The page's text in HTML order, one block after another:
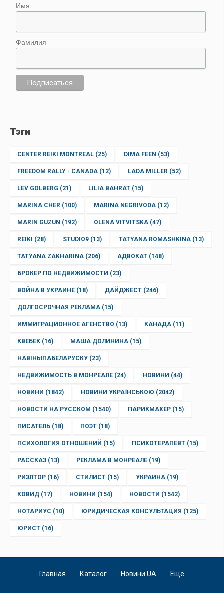
Имя
Фамилия
Тэги
CENTER REIKI MONTREAL (25) DIMA FEEN (53)
FREEDOM RALLY - CANADA (12) LADA MILLER (52)
LEV GOLBERG (21) LILIA BAHRAT (15)
MARINA CHER (100) MARINA NEGRIVODA (12)
MARIN GUZUN (192) OLENA VITVITSKA (47)
REIKI (28) STUDIO9 (13) TATYANA ROMASHKINA (13)
TATYANA ZAKHARINA (206) АДВОКАТ (148)
БРОКЕР ПО НЕДВИЖИМОСТИ (23)
ВОЙНА В УКРАИНЕ (18) ДАЙДЖЕСТ (246)
ДОЛГОСРОЧНАЯ РЕКЛАМА (15)
ИММИГРАЦИОННОЕ АГЕНСТВО (13) КАНАДА (11)
КВЕБЕК (16) МАША ДОЛИНИНА (15)
НАВІНЫПАБЕЛАРУСКУ (23)
НЕДВИЖИМОСТЬ В МОНРЕАЛЕ (24) НОВИНИ (44)
НОВИНИ (1842) НОВИНИ УКРАЇНСЬКОЮ (2042)
НОВОСТИ НА РУССКОМ (1540) ПАРИКМАХЕР (15)
ПИСАТЕЛЬ (18) ПОЭТ (18)
ПСИХОЛОГИЯ ОТНОШЕНИЙ (15) ПСИХОТЕРАПЕВТ (15)
РАССКАЗ (13) РЕКЛАМА В МОНРЕАЛЕ (19)
РИЭЛТОР (16) СТИЛИСТ (15) УКРАИНА (19)
КОВИД (17) НОВИНИ (154) НОВОСТИ (1542)
НОТАРИУС (10) ЮРИДИЧЕСКАЯ КОНСУЛЬТАЦИЯ (125)
ЮРИСТ (16)
Главная Каталог Новини UA Еще